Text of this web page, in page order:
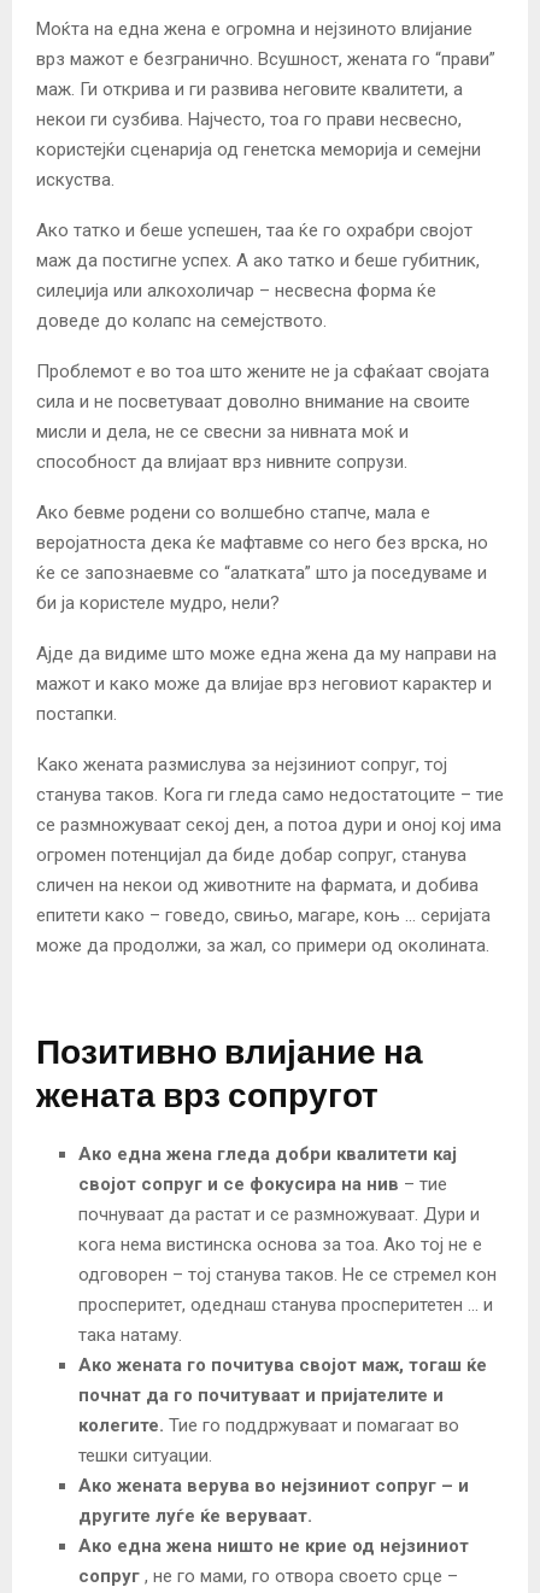
Моќта на една жена е огромна и нејзиното влијание
врз мажот е безгранично. Всушност, жената го “прави”
маж. Ги открива и ги развива неговите квалитети, а
некои ги сузбива. Најчесто, тоа го прави несвесно,
користејќи сценарија од генетска меморија и семејни
искуства.
Ако татко и беше успешен, таа ќе го охрабри својот
маж да постигне успех. А ако татко и беше губитник,
силеџија или алкохоличар – несвесна форма ќе
доведе до колапс на семејството.
Проблемот е во тоа што жените не ја сфаќаат својата
сила и не посветуваат доволно внимание на своите
мисли и дела, не се свесни за нивната моќ и
способност да влијаат врз нивните сопрузи.
Ако бевме родени со волшебно стапче, мала е
веројатноста дека ќе мафтавме со него без врска, но
ќе се запознаевме со “алатката” што ја поседуваме и
би ја користеле мудро, нели?
Ајде да видиме што може една жена да му направи на
мажот и како може да влијае врз неговиот карактер и
постапки.
Како жената размислува за нејзиниот сопруг, тој
станува таков. Кога ги гледа само недостатоците – тие
се размножуваат секој ден, а потоа дури и оној кој има
огромен потенцијал да биде добар сопруг, станува
сличен на некои од животните на фармата, и добива
епитети како – говедо, свињо, магаре, коњ … серијата
може да продолжи, за жал, со примери од околината.
Позитивно влијание на
жената врз сопругот
Ако една жена гледа добри квалитети кај
својот сопруг и се фокусира на нив – тие
почнуваат да растат и се размножуваат. Дури и
кога нема вистинска основа за тоа. Ако тој не е
одговорен – тој станува таков. Не се стремел кон
просперитет, одеднаш станува просперитетен … и
така натаму.
Ако жената го почитува својот маж, тогаш ќе
почнат да го почитуваат и пријателите и
колегите. Тие го поддржуваат и помагаат во
тешки ситуации.
Ако жената верува во нејзиниот сопруг – и
другите луѓе ќе веруваат.
Ако една жена ништо не крие од нејзиниот
сопруг , не го мами, го отвора своето срце –